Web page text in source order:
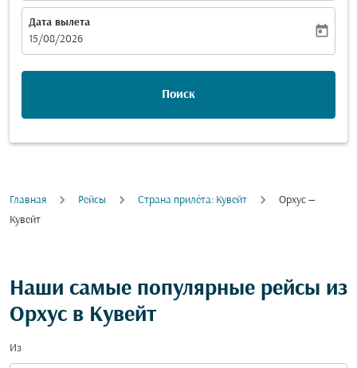
Дата вылета
fc-booking-departure-date-aria-label
15/08/2026
today
Поиск
Главная Рейсы Cтрана прилёта: Кувейт
Орхус —
Кувейт
Наши самые популярные рейсы из
Орхус в Кувейт
Из